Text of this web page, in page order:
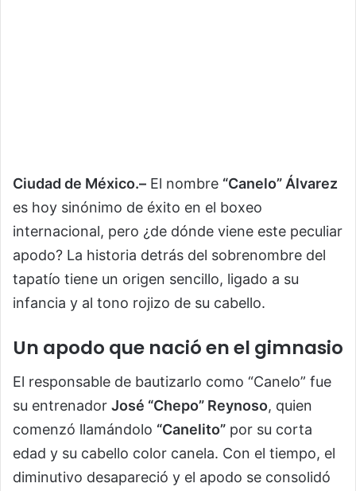
Ciudad de México.– El nombre “Canelo” Álvarez
es hoy sinónimo de éxito en el boxeo
internacional, pero ¿de dónde viene este peculiar
apodo? La historia detrás del sobrenombre del
tapatío tiene un origen sencillo, ligado a su
infancia y al tono rojizo de su cabello.
Un apodo que nació en el gimnasio
El responsable de bautizarlo como “Canelo” fue
su entrenador José “Chepo” Reynoso, quien
comenzó llamándolo “Canelito” por su corta
edad y su cabello color canela. Con el tiempo, el
diminutivo desapareció y el apodo se consolidó